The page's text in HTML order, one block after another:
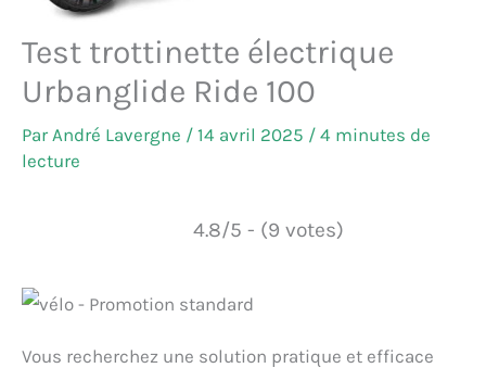
Test trottinette électrique
Urbanglide Ride 100
ParAndré Lavergne / 14 avril 2025 / 4 minutes de
lecture
4.8/5 - (9 votes)
Vous recherchez une solution pratique et efficace